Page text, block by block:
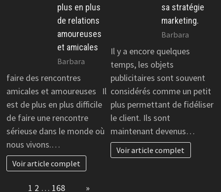
plus en plus
de relations
amoureuses
et amicales
Barbara
faire des rencontres
amicales et amoureuses Il
est de plus en plus difficile
de faire une rencontre
sérieuse dans le monde où
nous vivons.…
Voir article complet
sa stratégie
marketing.
Barbara
Il y a encore quelques
temps, les objets
publicitaires sont souvent
considérés comme un petit
plus permettant de fidéliser
le client. Ils sont
maintenant devenus…
Voir article complet
1 2 … 168 »